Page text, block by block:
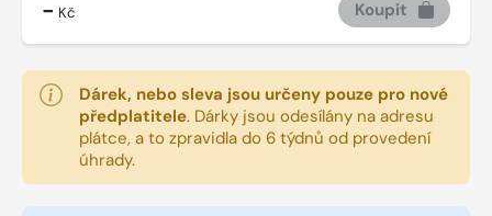
- Kč Koupit
Dárek, nebo sleva jsou určeny pouze pro nové
předplatitele. Dárky jsou odesílány na adresu
plátce, a to zpravidla do 6 týdnů od provedení
úhrady.